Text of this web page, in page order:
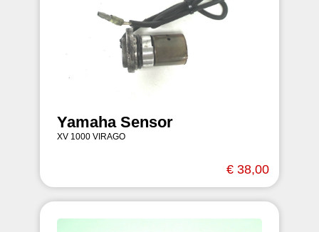
Yamaha Sensor
XV 1000 VIRAGO
€ 38,00